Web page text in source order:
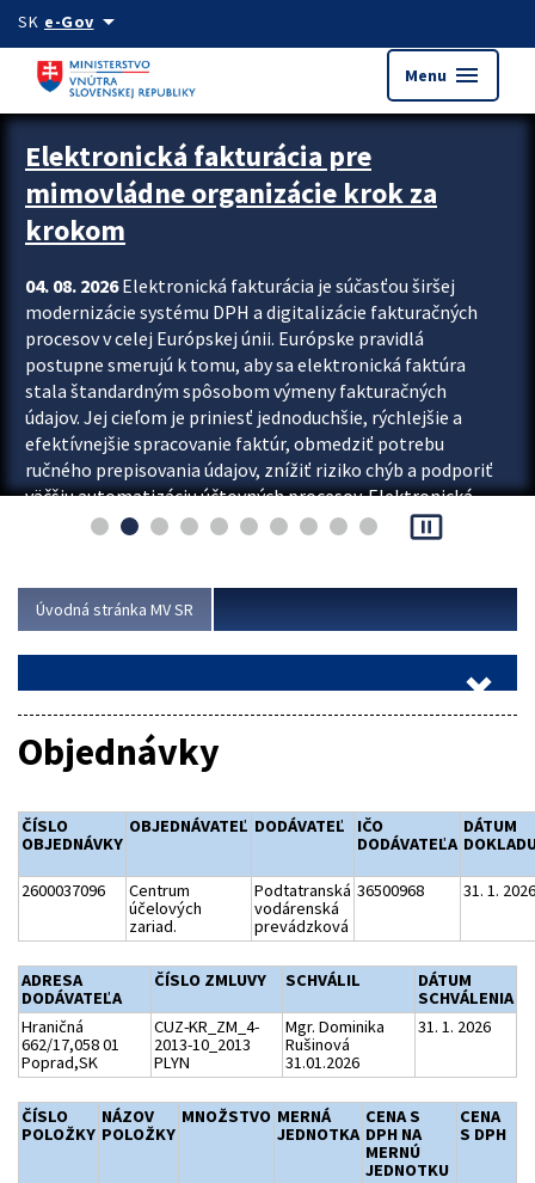
Preskocit na hlavný obsah
SK e-Govarrow_drop_down
Menu menu
Zastavit automatický posun upútavok
Elektronická fakturácia pre
mimovládne organizácie krok za
krokom
04. 08. 2026Elektronická fakturácia je súčasťou širšej
modernizácie systému DPH a digitalizácie fakturačných
procesov v celej Európskej únii. Európske pravidlá
postupne smerujú k tomu, aby sa elektronická faktúra
stala štandardným spôsobom výmeny fakturačných
údajov. Jej cieľom je priniesť jednoduchšie, rýchlejšie a
efektívnejšie spracovanie faktúr, obmedziť potrebu
ručného prepisovania údajov, znížiť riziko chýb a podporiť
väčšiu automatizáciu účtovných procesov. Elektronická
fakturácia preto nepredstavuje...
pause_presentation
Úvodná stránka MV SR
Objednávky
ČÍSLO
OBJEDNÁVKY
OBJEDNÁVATEĽ DODÁVATEĽ
IČO
DODÁVATEĽA
DÁTUM
2600037096
Centrum
účelových
zariad.
Podtatranská
vodárenská
prevádzková
36500968 31. 1. 2026
ADRESA
DODÁVATEĽA
ČÍSLO ZMLUVY SCHVÁLIL
DÁTUM
SCHVÁLENIA
Hraničná
662/17,058 01
Poprad,SK
CUZ-KR_ZM_4-
2013-10_2013
PLYN
Mgr. Dominika
Rušinová
31.01.2026
31. 1. 2026
ČÍSLO
POLOŽKY
NÁZOV
POLOŽKY
MNOŽSTVO MERNÁ
JEDNOTKA
CENA S
DPH NA
MERNÚ
JEDNOTKU
CENA
S DPH